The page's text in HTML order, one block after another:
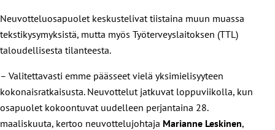
Neuvotteluosapuolet keskustelivat tiistaina muun muassa
tekstikysymyksistä, mutta myös Työterveyslaitoksen (TTL)
taloudellisesta tilanteesta.
– Valitettavasti emme päässeet vielä yksimielisyyteen
kokonaisratkaisusta. Neuvottelut jatkuvat loppuviikolla, kun
osapuolet kokoontuvat uudelleen perjantaina 28.
maaliskuuta, kertoo neuvottelujohtaja Marianne Leskinen,